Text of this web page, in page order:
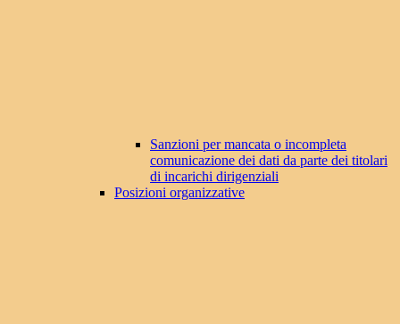
Sanzioni per mancata o incompleta
comunicazione dei dati da parte dei titolari
di incarichi dirigenziali
Posizioni organizzative